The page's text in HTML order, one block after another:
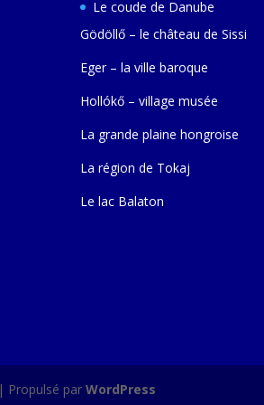
Le coude de Danube
Gödöllő – le château de Sissi
Eger – la ville baroque
Hollókő – village musée
La grande plaine hongroise
La région de Tokaj
Le lac Balaton
| Propulsé parWordPress